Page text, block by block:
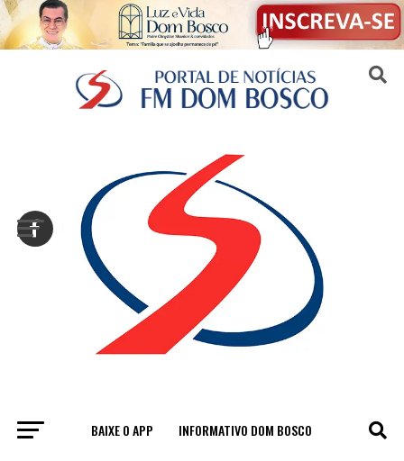
BAIXE O APP INFORMATIVO DOM BOSCO
All posts tagged "Nami"
Sair da versão mobile